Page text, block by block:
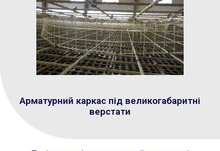
Арматурний каркас під великогабаритні
верстати